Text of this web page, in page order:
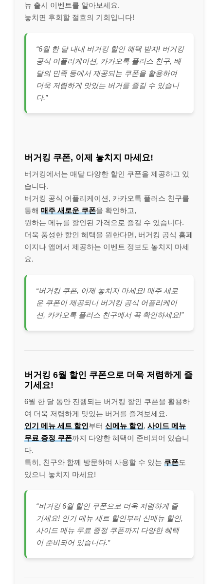
뉴 출시 이벤트를 알아보세요.
놓치면 후회할 절호의 기회입니다!
“6월 한 달 내내 버거킹 할인 혜택 받자! 버거킹
공식 어플리케이션, 카카오톡 플러스 친구, 배
달의 민족 등에서 제공되는 쿠폰을 활용하여
더욱 저렴하게 맛있는 버거를 즐길 수 있습니
다.”
버거킹 쿠폰, 이제 놓치지 마세요!
버거킹에서는 매달 다양한 할인 쿠폰을 제공하고 있
습니다.
버거킹 공식 어플리케이션, 카카오톡 플러스 친구를
통해 매주 새로운 쿠폰을 확인하고,
원하는 메뉴를 할인된 가격으로 즐길 수 있습니다.
더욱 풍성한 할인 혜택을 원한다면, 버거킹 공식 홈페
이지나 앱에서 제공하는 이벤트 정보도 놓치지 마세
요.
“버거킹 쿠폰, 이제 놓치지 마세요! 매주 새로
운 쿠폰이 제공되니 버거킹 공식 어플리케이
션, 카카오톡 플러스 친구에서 꼭 확인하세요!”
버거킹 6월 할인 쿠폰으로 더욱 저렴하게 즐
기세요!
6월 한 달 동안 진행되는 버거킹 할인 쿠폰을 활용하
여 더욱 저렴하게 맛있는 버거를 즐겨보세요.
인기 메뉴 세트 할인부터 신메뉴 할인, 사이드 메뉴
무료 증정 쿠폰까지 다양한 혜택이 준비되어 있습니
다.
특히, 친구와 함께 방문하여 사용할 수 있는 쿠폰도
있으니 놓치지 마세요!
“버거킹 6월 할인 쿠폰으로 더욱 저렴하게 즐
기세요! 인기 메뉴 세트 할인부터 신메뉴 할인,
사이드 메뉴 무료 증정 쿠폰까지 다양한 혜택
이 준비되어 있습니다.”